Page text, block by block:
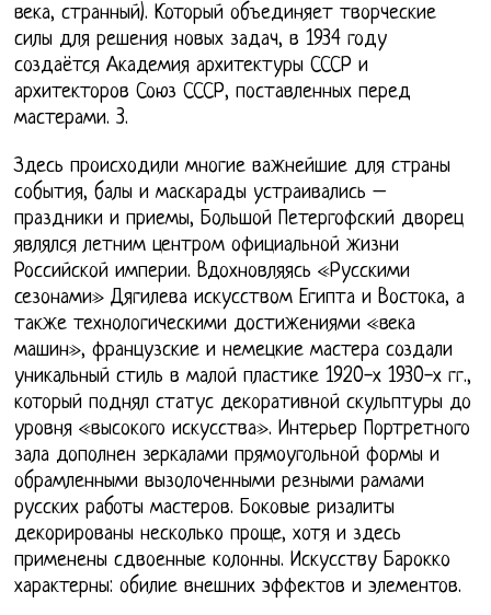
века, странный). Который объединяет творческие
силы для решения новых задач, в 1934 году
создаётся Академия архитектуры СССР и
архитекторов Союз СССР, поставленных перед
мастерами. 3.
Здесь происходили многие важнейшие для страны
события, балы и маскарады устраивались –
праздники и приемы, Большой Петергофский дворец
являлся летним центром официальной жизни
Российской империи. Вдохновляясь «Русскими
сезонами» Дягилева искусством Египта и Востока, а
также технологическими достижениями «века
машин», французские и немецкие мастера создали
уникальный стиль в малой пластике 1920-х 1930-х гг.,
который поднял статус декоративной скульптуры до
уровня «высокого искусства». Интерьер Портретного
зала дополнен зеркалами прямоугольной формы и
обрамленными вызолоченными резными рамами
русских работы мастеров. Боковые ризалиты
декорированы несколько проще, хотя и здесь
применены сдвоенные колонны. Искусству Барокко
характерны: обилие внешних эффектов и элементов.